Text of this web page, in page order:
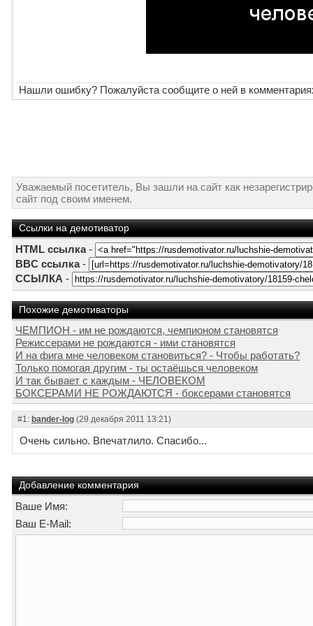
Нашли ошибку? Пожалуйста сообщите о ней в
Уважаемый посетитель, Вы зашли на сайт как
сайт под своим именем.
Ссылки на демотиватор
HTML ссылка-
BBC ссылка-
ССЫЛКА -
Похожие демотиваторы
ЧЕМПИОН - им не рождаются, чемпионом становятся
Режиссерами не рождаются - ими становятся
И на фига мне человеком становиться? - Чтобы работать?
Только помогая другим - ты остаёшься человеком
И так бывает с каждым - ЧЕЛОВЕКОМ
БОКСЕРАМИ НЕ РОЖДАЮТСЯ - боксерами становятся
#1: bander-log (29 декабря 2011 13:21)
Очень сильно. Впечатлило. Спасибо...
Добавление комментария
Ваше Имя:
Ваш E-Mail: